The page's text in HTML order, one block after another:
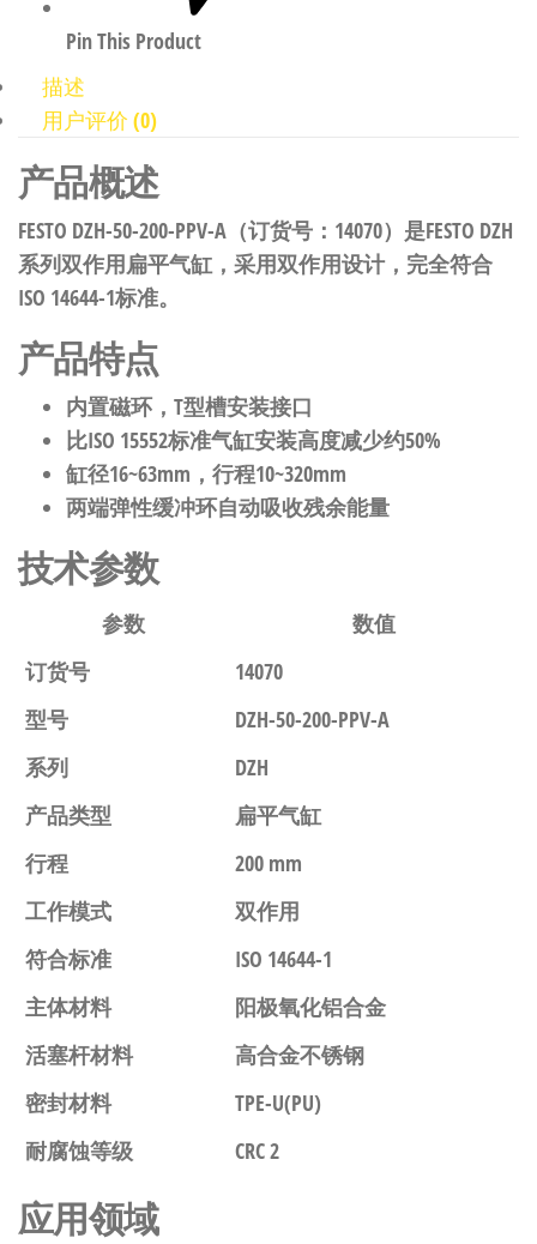
Pin This Product
描述
用户评价 (0)
产品概述
FESTO DZH-50-200-PPV-A（订货号：14070）是FESTO DZH
系列双作用扁平气缸，采用双作用设计，完全符合
ISO 14644-1标准。
产品特点
内置磁环，T型槽安装接口
比ISO 15552标准气缸安装高度减少约50%
缸径16~63mm，行程10~320mm
两端弹性缓冲环自动吸收残余能量
技术参数
参数
数值
订货号
14070
型号
DZH-50-200-PPV-A
系列
DZH
产品类型
扁平气缸
行程
200 mm
工作模式
双作用
符合标准
ISO 14644-1
主体材料
阳极氧化铝合金
活塞杆材料
高合金不锈钢
密封材料
TPE-U(PU)
耐腐蚀等级
CRC 2
应用领域